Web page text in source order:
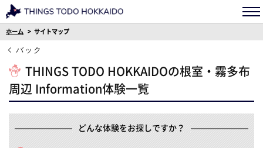
ホーム サイトマップ
バック
THINGS TODO HOKKAIDOの根室・霧多布
周辺 Information体験一覧
どんな体験をお探しですか？